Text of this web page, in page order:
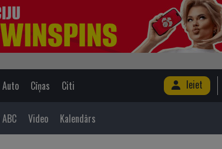
Auto Cīņas Citi Ieiet
Video Kalendārs